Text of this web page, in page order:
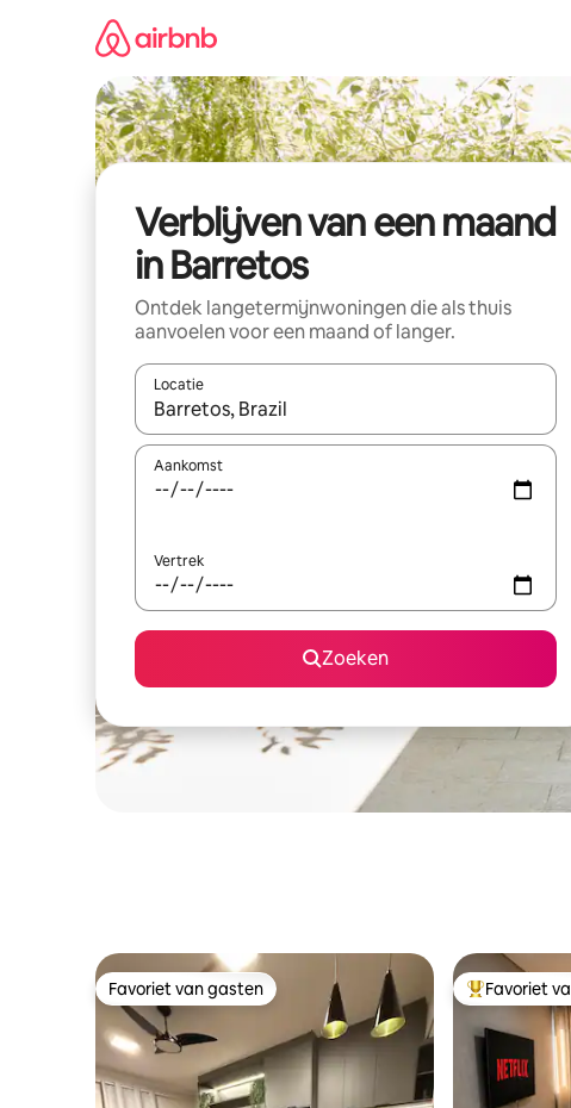
Verblijven van een maand
in Barretos
Ontdek langetermijnwoningen die als thuis
aanvoelen voor een maand of langer.
Locatie
Wanneer er resultaten beschikbaar zijn, maak je een
Aankomst
Vertrek
Zoeken
Favoriet van gasten
Favoriet van gasten Topfavoriet
Favoriet